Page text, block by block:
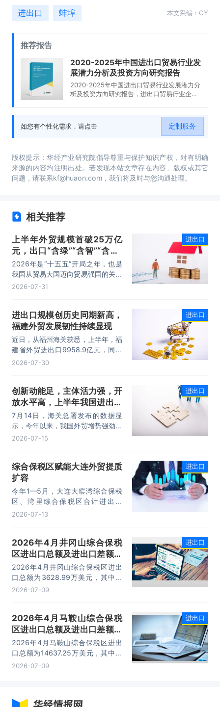
进出口 蚌埠 本文采编：CY
推荐报告
2020-2025年中国进出口贸易行业发
展潜力分析及投资方向研究报告
2020-2025年中国进出口贸易行业发展潜力分
析及投资方向研究报告，进出口贸易行业企业
国进出口贸易行业发展战略及规划建议。
如您有个性化需求，请点击 定制服务
版权提示：华经产业研究院倡导尊重与保护知识产权，对有明确
来源的内容均注明出处。若发现本站文章存在内容、版权或其它
问题，请联系kf@huaon.com，我们将及时与您沟通处理。
相关推荐
上半年外贸规模首破25万亿
元，出口“含绿”“含智”“含新”
量稳步攀升
2026年是“十五五”开局之年，也是
我国从贸易大国迈向贸易强国的关键
时期。上半年，我国进出口规模历史
品为代表的高附加值产品出口占比显
著提升，成为外贸提质增效的核心引
擎，为加快建设贸易强国注入了强劲
动力。
2026-07-31
进出口
进出口规模创历史同期新高，
福建外贸发展韧性持续显现
近日，从福州海关获悉，上半年，福
建省外贸进出口9958.9亿元，同比
增长8.2%。其中，出口5740.1亿
进口规模均创历史同期新高，外贸运
行呈现“稳中有进，进中提质”的良好
态势。
2026-07-30
进出口
创新动能足，主体活力强，开
放水平高，上半年我国进出口
规模首次突破25万亿元
7月14日，海关总署发布的数据显
示，今年以来，我国外贸增势强劲、
走势稳健。据海关统计，今年上半
14.73万亿元，增长13.4%，进口
10.74万亿元，增长22.1%。
2026-07-15
进出口
综合保税区赋能大连外贸提质
扩容
今年1—5月，大连大窑湾综合保税
区、湾里综合保税区合计进出口
332.22亿元，同比增长21%，占大
台。
2026-07-13
进出口
2026年4月井冈山综合保税
区进出口总额及进出口差额统
计分析
2026年4月井冈山综合保税区进出
口总额为3628.99万美元，其中：
出口额为1562.95万美元，进口额为
2026-07-09
进出口
2026年4月马鞍山综合保税
区进出口总额及进出口差额统
计分析
2026年4月马鞍山综合保税区进出
口总额为14637.25万美元，其中：
出口额为14365.71万美元，进口额
2026-07-09
进出口